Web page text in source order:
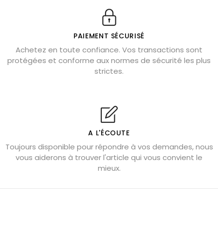
Véritable citrine naturelle non chauffée
Où placer la citrine dans la maison
Cornaline : propriétés magiques
Capricorne : quelles pierres choisir
Shungite : purification et protection
Bagues en labradorite argent 925
Lapis lazuli : propriétés et précautions
Citrine : propriétés magiques
Aigue-marine : propriétés et couleurs
PAIEMENT SÉCURISÉ
Achetez en toute confiance. Vos transactions sont
protégées et conforme aux normes de sécurité les plus
strictes.
A L'ÉCOUTE
Toujours disponible pour répondre à vos demandes, nous
vous aiderons à trouver l'article qui vous convient le
mieux.